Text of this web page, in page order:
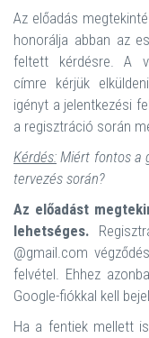
Az előadás
honorálja abban az
feltett kérdésre. A
címre kérjük
igényt a jelentkezési
a regisztráció során
Kérdés: Miért fontos a
tervezés során?
Az előadást
lehetséges.
@gmail.com
felvétel. Ehhez
Google-fiókkal kell
Ha a fentiek mellett